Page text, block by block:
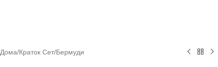
Дома/Краток Сет/Бермуди